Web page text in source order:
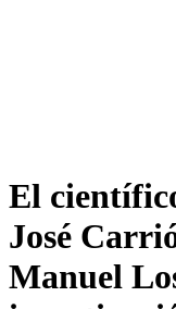
El
José
Manuel